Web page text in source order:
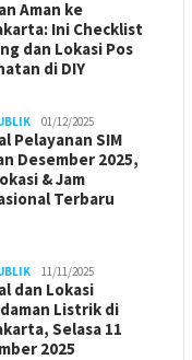
Aman ke
Ini Checklist
dan Lokasi Pos
di DIY
01/12/2025
Pelayanan SIM
Desember 2025,
& Jam
Terbaru
11/11/2025
dan Lokasi
Listrik di
Selasa 11
2025